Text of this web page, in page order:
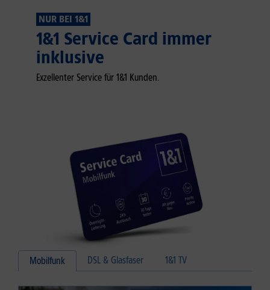
NUR BEI 1&1
1&1 Service Card immer
inklusive
Exzellenter Service für 1&1 Kunden.
Mobilfunk DSL & Glasfaser 1&1 TV